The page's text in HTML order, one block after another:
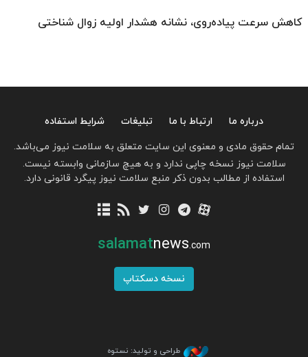
کاهش سرعت پیاده‌روی، نشانه هشدار اولیه زوال شناختی
درباره ما ارتباط با ما تبلیغات
شرایط استفاده
تمام حقوق مادی و معنوی این سایت متعلق به سلامت نیوز می‌باشد.
سلامت نیوز نسخه چاپی ندارد و به هیچ سازمانی وابسته نیست.
استفاده از مطالب بدون ذکر منبع سلامت نیوز پیگرد قانونی دارد.
salamatnews.com
نسخه دسکتاپ
طراحی و تولید: نستوه